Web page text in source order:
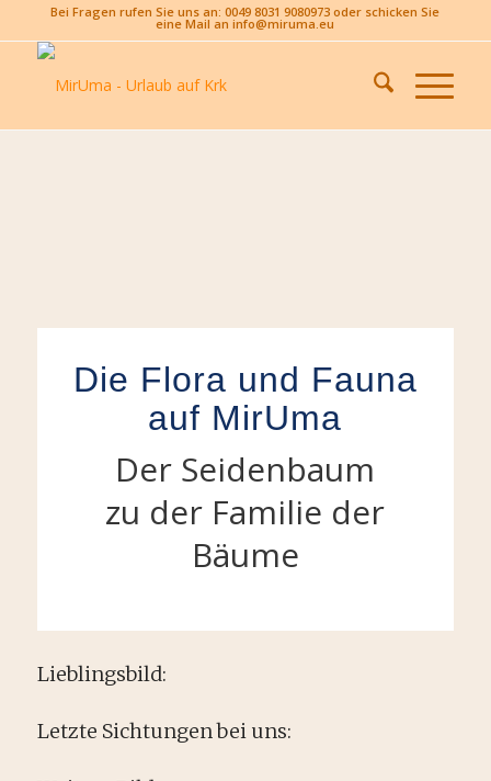
Bei Fragen rufen Sie uns an: 0049 8031 9080973 oder schicken Sie
eine Mail an info@miruma.eu
Die Flora und Fauna
auf MirUma
Der Seidenbaum
zu der Familie der
Bäume
Lieblingsbild:
Klick auf das Bild um weitere
Letzte Sichtungen bei uns: